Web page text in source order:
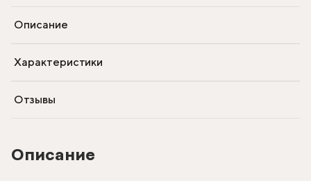
Описание
Описание
Характеристики
Отзывы